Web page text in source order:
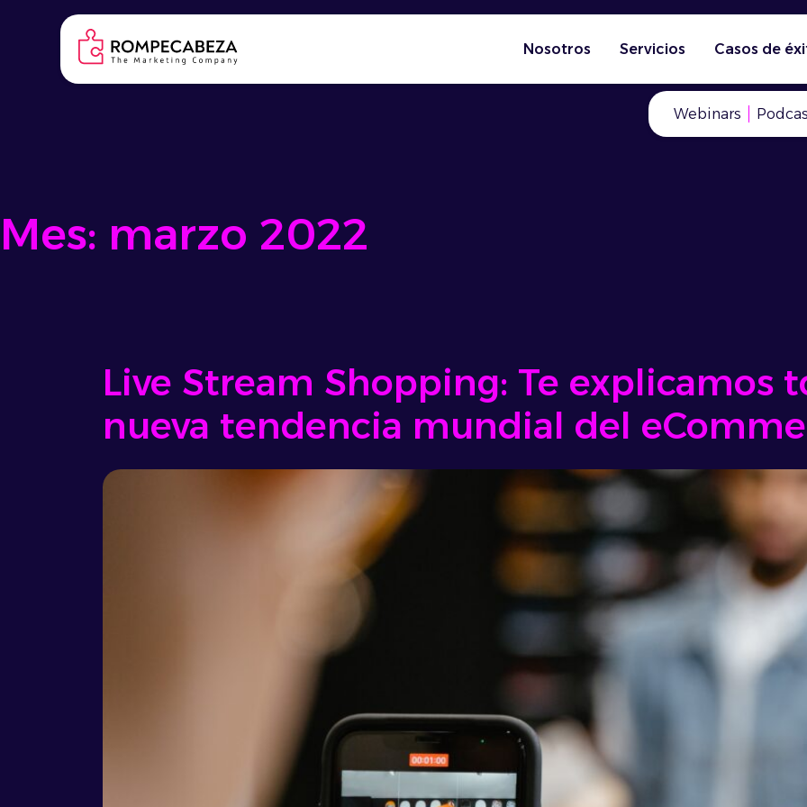
Nosotros Servicios Casos de
Webinars
Mes: marzo 2022
Live Stream Shopping: Te explicamos
nueva tendencia mundial del